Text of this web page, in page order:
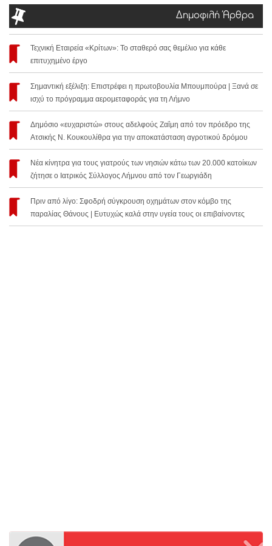
Δημοφιλή Άρθρα
Τεχνική Εταιρεία «Κρίτων»: Το σταθερό σας θεμέλιο για κάθε
επιτυχημένο έργο
Σημαντική εξέλιξη: Επιστρέφει η πρωτοβουλία Μπουμπούρα | Ξανά σε
ισχύ το πρόγραμμα αερομεταφοράς για τη Λήμνο
Δημόσιο «ευχαριστώ» στους αδελφούς Ζαΐμη από τον πρόεδρο της
Ατσικής Ν. Κουκουλίθρα για την αποκατάσταση αγροτικού δρόμου
Νέα κίνητρα για τους γιατρούς των νησιών κάτω των 20.000 κατοίκων
ζήτησε ο Ιατρικός Σύλλογος Λήμνου από τον Γεωργιάδη
Πριν από λίγο: Σφοδρή σύγκρουση οχημάτων στον κόμβο της
παραλίας Θάνους | Ευτυχώς καλά στην υγεία τους οι επιβαίνοντες